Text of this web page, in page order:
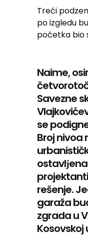
Treći
po izgledu
početka bio
Naime,
Savezne
se
Broj nivoa
rešenje.
garaža
zgrada u
Kosovskoj